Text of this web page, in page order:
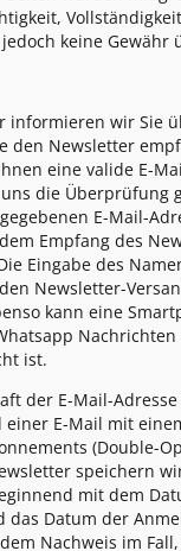
keine Gewähr
informieren wir Sie
den Newsletter
eine valide E-
die Überprüfung
E-Mail-
Empfang des
Eingabe des
Newsletter-
kann eine
ist.
der E-Mail-
einer E-Mail mit
(Double-
speichern
mit dem
das Datum der
Nachweis im